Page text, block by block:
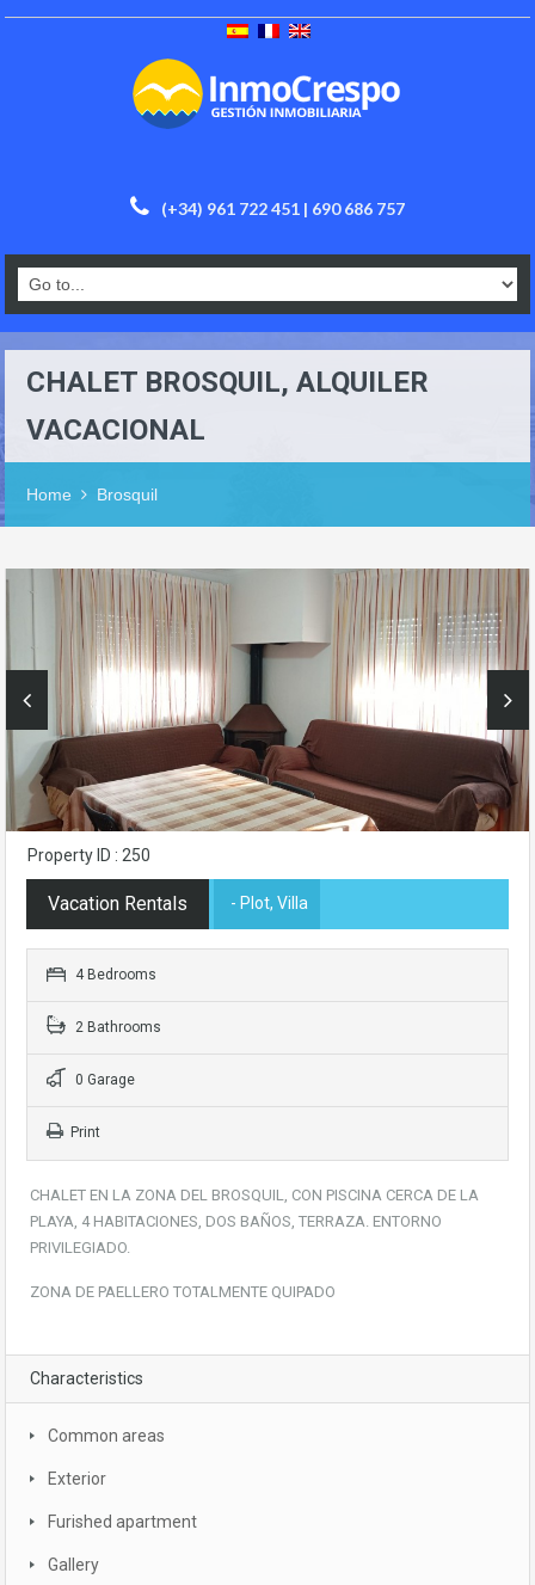
(+34) 961 722 451 | 690 686 757
CHALET BROSQUIL, ALQUILER
VACACIONAL
Home Brosquil
Property ID : 250
Vacation Rentals - Plot, Villa
4 Bedrooms
2 Bathrooms
0 Garage
Print
CHALET EN LA ZONA DEL BROSQUIL, CON PISCINA CERCA DE LA
PLAYA, 4 HABITACIONES, DOS BAÑOS, TERRAZA. ENTORNO
PRIVILEGIADO.
ZONA DE PAELLERO TOTALMENTE QUIPADO
Characteristics
Common areas
Exterior
Furished apartment
Gallery